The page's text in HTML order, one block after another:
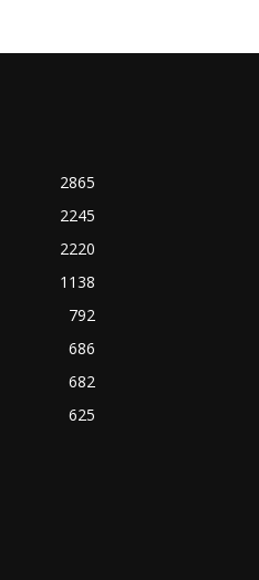
2865
2245
2220
1138
792
686
682
625